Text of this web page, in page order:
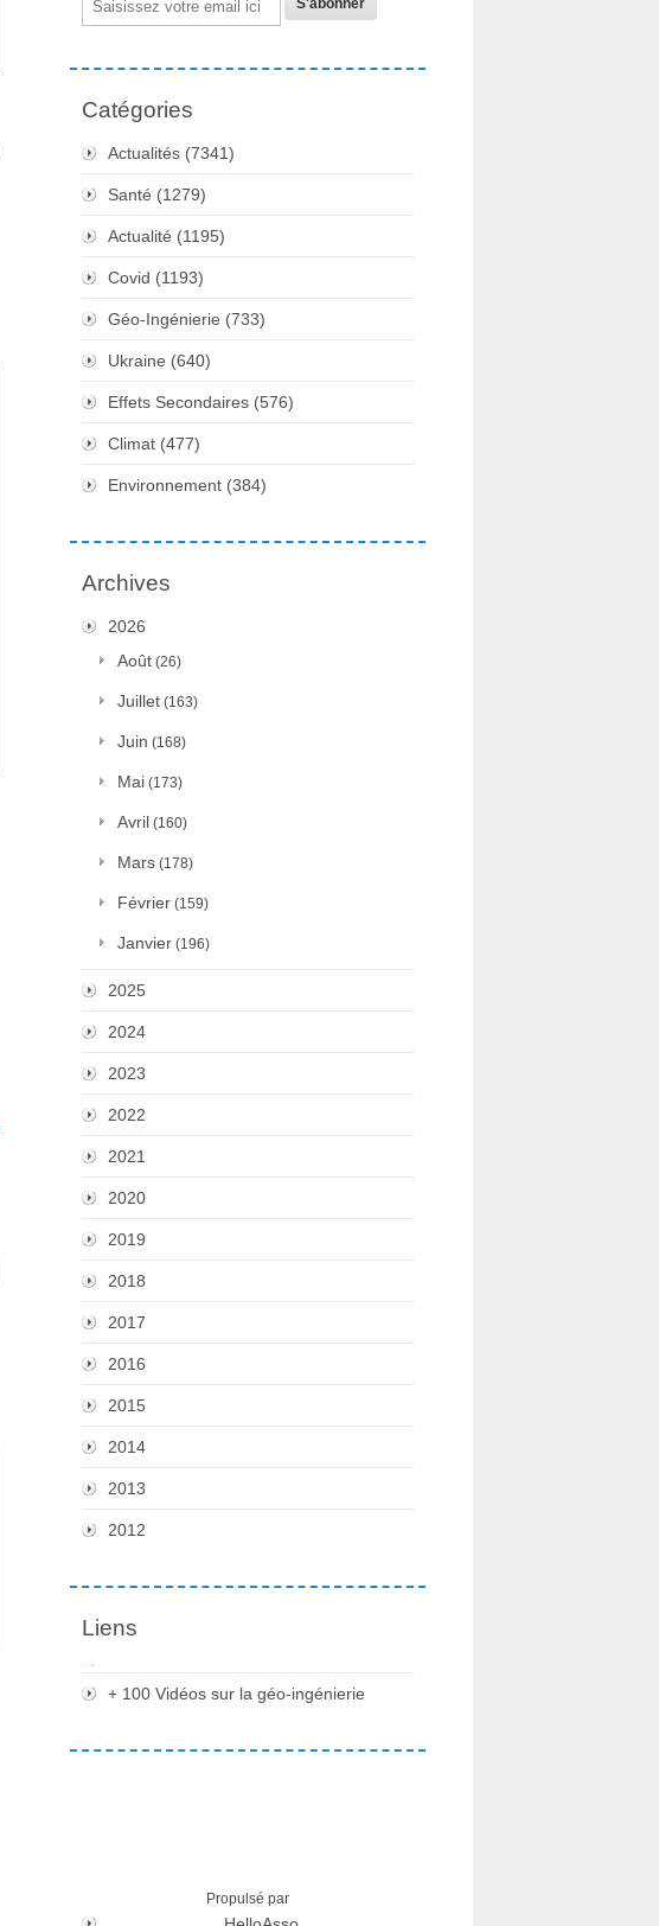
Catégories
Actualités (7341)
Santé (1279)
Actualité (1195)
Covid (1193)
Géo-Ingénierie (733)
Ukraine (640)
Effets Secondaires (576)
Climat (477)
Environnement (384)
Archives
2026
Août (26)
Juillet (163)
Juin (168)
Mai (173)
Avril (160)
Mars (178)
Février (159)
Janvier (196)
2025
2024
2023
2022
2021
2020
2019
2018
2017
2016
2015
2014
2013
2012
Liens
+ 100 Vidéos sur la géo-ingénierie
Propulsé par